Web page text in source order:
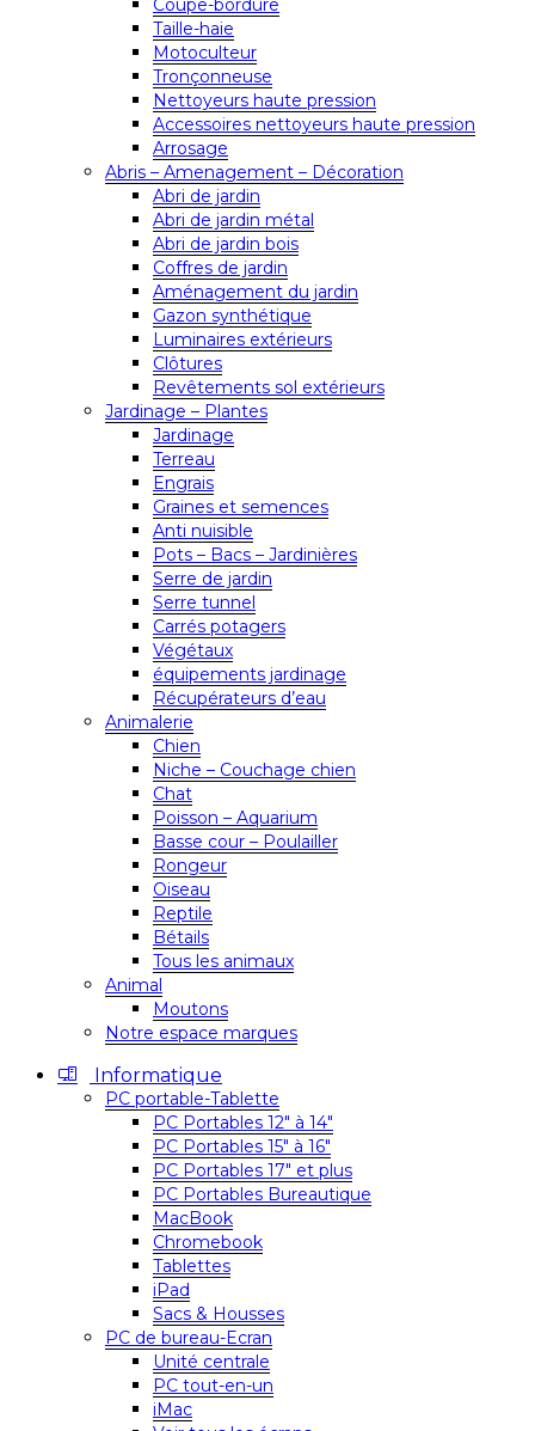
Coupe-bordure
Taille-haie
Motoculteur
Tronçonneuse
Nettoyeurs haute pression
Accessoires nettoyeurs haute pression
Arrosage
Abris – Amenagement – Décoration
Abri de jardin
Abri de jardin métal
Abri de jardin bois
Coffres de jardin
Aménagement du jardin
Gazon synthétique
Luminaires extérieurs
Clôtures
Revêtements sol extérieurs
Jardinage – Plantes
Jardinage
Terreau
Engrais
Graines et semences
Anti nuisible
Pots – Bacs – Jardinières
Serre de jardin
Serre tunnel
Carrés potagers
Végétaux
équipements jardinage
Récupérateurs d’eau
Animalerie
Chien
Niche – Couchage chien
Chat
Poisson – Aquarium
Basse cour – Poulailler
Rongeur
Oiseau
Reptile
Bétails
Tous les animaux
Animal
Moutons
Notre espace marques
Informatique
PC portable-Tablette
PC Portables 12″ à 14″
PC Portables 15″ à 16″
PC Portables 17″ et plus
PC Portables Bureautique
MacBook
Chromebook
Tablettes
iPad
Sacs & Housses
PC de bureau-Ecran
Unité centrale
PC tout-en-un
iMac